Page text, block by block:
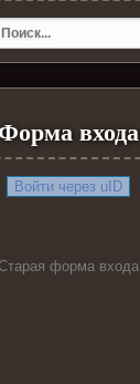
входа
Войти через uID
форма входа